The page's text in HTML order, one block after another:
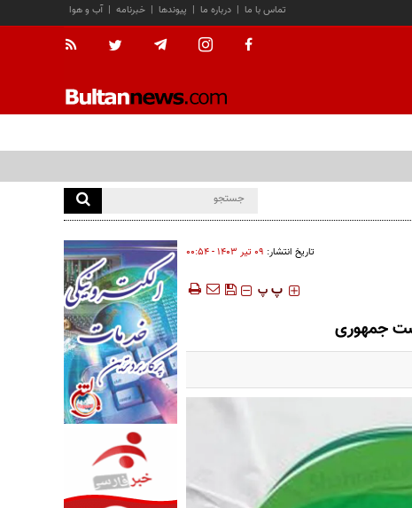
آب و هوا | خبرنامه | پیوندها | درباره ما | تماس با ما
تاریخ انتشار: ۰۹ تير ۱۴۰۳ - ۰۰:۵۴
‍‍‍ پ پ
جمهوری